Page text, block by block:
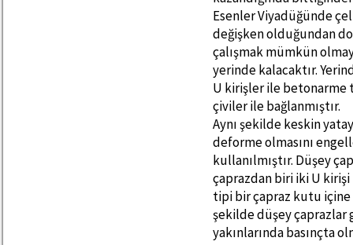
Esenler Viyadüğünde
değişken olduğundan
çalışmak mümkün
yerinde kalacaktır.
U kirişler ile betonarme
çiviler ile bağlanmıştır.
Aynı şekilde keskin
deforme olmasını
kullanılmıştır. Düşey
çaprazdan biri iki U
tipi bir çapraz kutu içine
şekilde düşey çaprazlar
yakınlarında basınçta